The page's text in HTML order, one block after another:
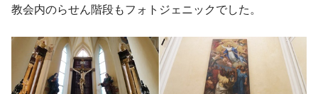
教会内のらせん階段もフォトジェニックでした。